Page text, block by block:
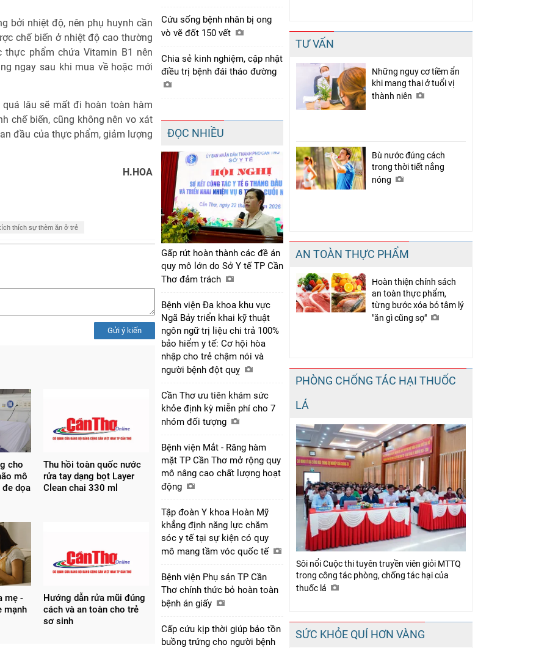
bởi nhiệt độ, nên phụ huynh cần
chế biến ở nhiệt độ cao thường
phẩm chứa Vitamin B1 nên
ngay sau khi mua về hoặc mới
lâu sẽ mất đi hoàn toàn hàm
chế biến, cũng không nên vo xát
đầu của thực phẩm, giảm lượng
H.HOA
thích sự thèm ăn ở trẻ
Gửi ý kiến
cho
mô
đe dọa
Thu hồi toàn quốc nước
rửa tay dạng bọt Layer
Clean chai 330 ml
mẹ -
mạnh
Hướng dẫn rửa mũi đúng
cách và an toàn cho trẻ
sơ sinh
Cứu sống bệnh nhân bị ong
vò vẽ đốt 150 vết
Chia sẻ kinh nghiệm, cập nhật
điều trị bệnh đái tháo đường
ĐỌC NHIỀU
Gấp rút hoàn thành các đề án
quy mô lớn do Sở Y tế TP Cần
Thơ đảm trách
Bệnh viện Đa khoa khu vực
Ngã Bảy triển khai kỹ thuật
ngôn ngữ trị liệu chi trả 100%
bảo hiểm y tế: Cơ hội hòa
nhập cho trẻ chậm nói và
người bệnh đột quỵ
Cần Thơ ưu tiên khám sức
khỏe định kỳ miễn phí cho 7
nhóm đối tượng
Bệnh viện Mắt - Răng hàm
mặt TP Cần Thơ mở rộng quy
mô nâng cao chất lượng hoạt
động
Tập đoàn Y khoa Hoàn Mỹ
khẳng định năng lực chăm
sóc y tế tại sự kiện có quy
mô mang tầm vóc quốc tế
Bệnh viện Phụ sản TP Cần
Thơ chính thức bỏ hoàn toàn
bệnh án giấy
Cấp cứu kịp thời giúp bảo tồn
buồng trứng cho người bệnh
TƯ VẤN
Những nguy cơ tiềm ẩn
khi mang thai ở tuổi vị
thành niên
Bù nước đúng cách
trong thời tiết nắng
nóng
AN TOÀN THỰC PHẨM
Hoàn thiện chính sách
an toàn thực phẩm,
từng bước xóa bỏ tâm lý
"ăn gì cũng sợ"
PHÒNG CHỐNG TÁC HẠI THUỐC
LÁ
Sôi nổi Cuộc thi tuyên truyền viên giỏi MTTQ
trong công tác phòng, chống tác hại của
thuốc lá
SỨC KHỎE QUÍ HƠN VÀNG